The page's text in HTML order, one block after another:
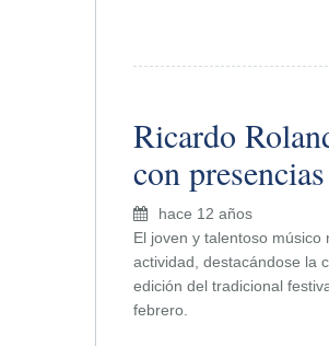
Ricardo
con
hace 12 años
El joven y talentoso
actividad, destacándose la
edición del tradicional
febrero.